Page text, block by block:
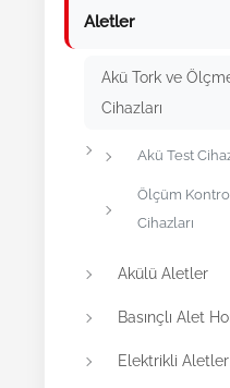
Aletler
Akü Tork ve
Cihazları
Akü Test
Ölçüm Kontrol
Cihazları
Akülü Aletler
Basınçlı Alet
Elektrikli Aletler